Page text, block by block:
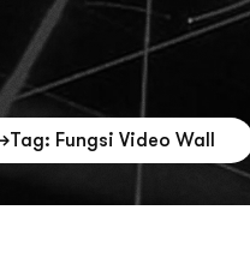
Tag: Fungsi Video Wall